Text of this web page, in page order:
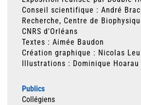
Conseil scientifique : André
Recherche, Centre de
CNRS d'Orléans
Textes : Aimée Baudon
Création graphique : Nicolas
Illustrations : Dominique Hoarau
Publics
Collégiens